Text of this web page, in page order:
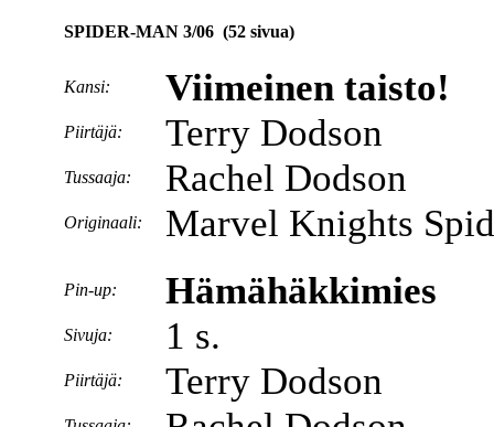
SPIDER-MAN 3/06 (52 sivua)
Kansi: Viimeinen taisto!
Piirtäjä: Terry Dodson
Tussaaja: Rachel Dodson
Originaali: Marvel Knights
Pin-up: Hämähäkkimies
Sivuja: 1 s.
Piirtäjä: Terry Dodson